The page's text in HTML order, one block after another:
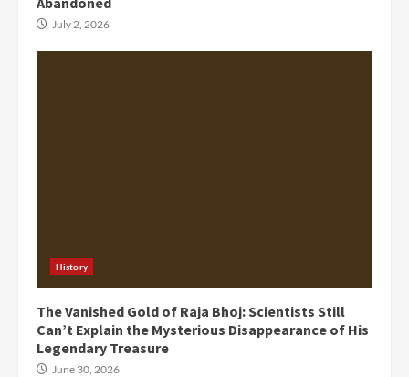
July 2, 2026
History
The Vanished Gold of Raja Bhoj: Scientists Still
Can’t Explain the Mysterious Disappearance of His
Legendary Treasure
June 30, 2026